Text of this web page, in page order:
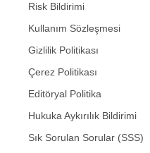
Risk Bildirimi
Kullanım Sözleşmesi
Gizlilik Politikası
Çerez Politikası
Editöryal Politika
Hukuka Aykırılık Bildirimi
Sık Sorulan Sorular (SSS)